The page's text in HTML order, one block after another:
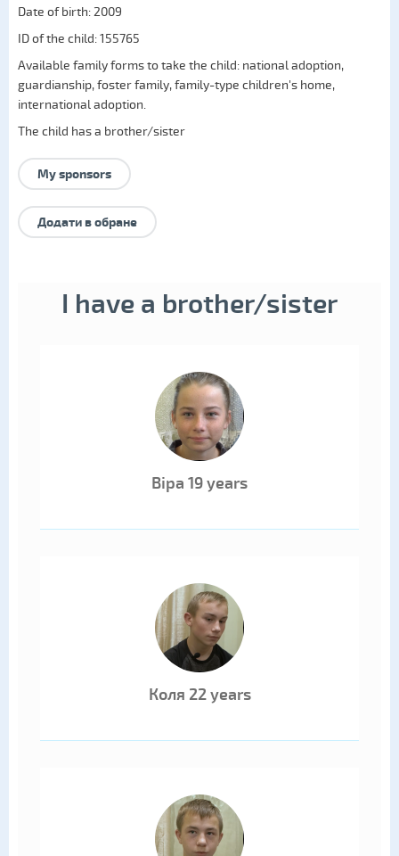
Date of birth: 2009
ID of the child: 155765
Available family forms to take the child: national adoption,
guardianship,foster family,family-type children's home,
international adoption.
The child has a brother/sister
My sponsors
Додати в обране
I have a brother/sister
Віра 19 years
Коля 22 years